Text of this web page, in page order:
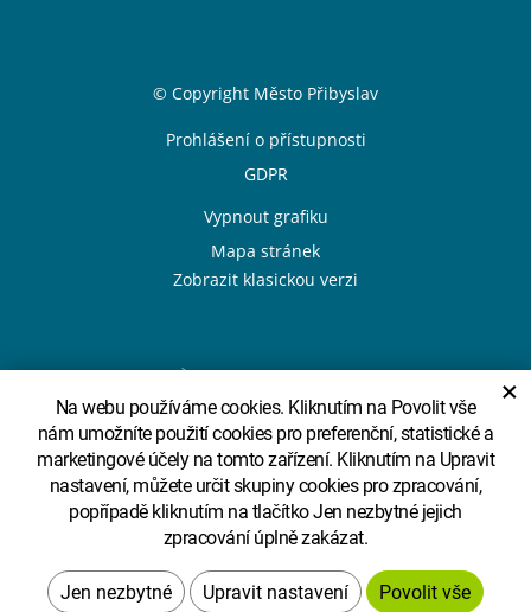
Na webu používáme cookies. Kliknutím na Povolit vše
nám umožníte použití cookies pro preferenční, statistické a
marketingové účely na tomto zařízení. Kliknutím na Upravit
nastavení, můžete určit skupiny cookies pro zpracování,
popřípadě kliknutím na tlačítko Jen nezbytné jejich
zpracování úplně zakázat.
Upravit nastavení
×
Sekce Patička© Copyright Město Přibyslav
Patička odkazy
Prohlášení o přístupnosti
GDPR
Vypnout grafiku
Mapa stránek
Zobrazit klasickou verzi
Sekce Partneři